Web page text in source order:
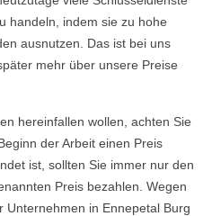
handeln, indem sie zu hohe
ausnutzen. Das ist bei uns
mehr über unsere Preise
hereinfallen wollen, achten Sie
der Arbeit einen Preis
ist, sollten Sie immer nur den
Preis bezahlen. Wegen
Unternehmen in Ennepetal Burg